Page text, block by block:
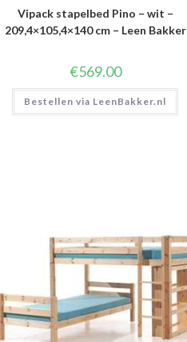
Vipack stapelbed Pino – wit –
209,4×105,4×140 cm – Leen Bakker
€569.00
Bestellen via LeenBakker.nl